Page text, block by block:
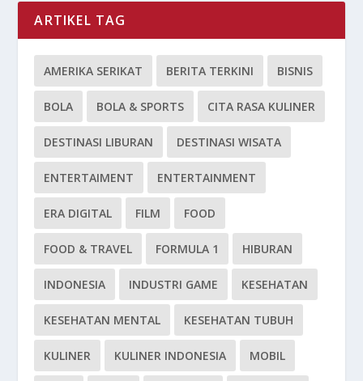
ARTIKEL TAG
AMERIKA SERIKAT BERITA TERKINI BISNIS
BOLA BOLA & SPORTS CITA RASA KULINER
DESTINASI LIBURAN DESTINASI WISATA
ENTERTAIMENT ENTERTAINMENT
ERA DIGITAL FILM FOOD
FOOD & TRAVEL FORMULA 1 HIBURAN
INDONESIA INDUSTRI GAME KESEHATAN
KESEHATAN MENTAL KESEHATAN TUBUH
KULINER KULINER INDONESIA MOBIL